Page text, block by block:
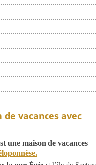
vacances avec
une maison de vacances